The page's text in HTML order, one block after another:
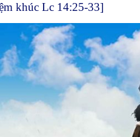
khúc Lc 14:25-33]